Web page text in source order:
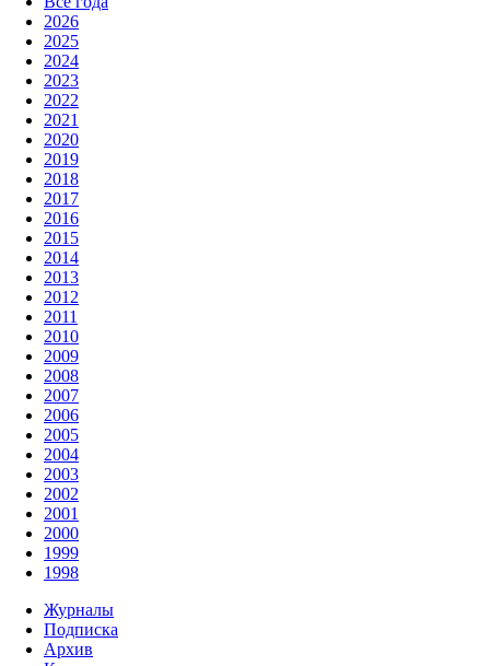
2026
2025
2024
2023
2022
2021
2020
2019
2018
2017
2016
2015
2014
2013
2012
2011
2010
2009
2008
2007
2006
2005
2004
2003
2002
2001
2000
1999
1998
Журналы
Подписка
Архив